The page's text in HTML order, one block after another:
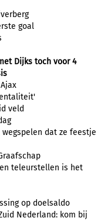
goal
Dijks toch voor 4
veld
dat ze feestje
teleurstellen is het
op doelsaldo
Nederland: kom bij